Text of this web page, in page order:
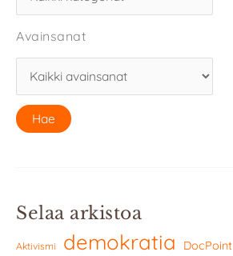
Avainsanat
Selaa arkistoa
Aktivismi demokratia DocPoint